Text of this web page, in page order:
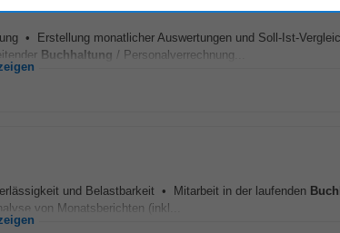
• Erstellung monatlicher Auswertungen und Soll-Ist-
Buchhaltung / Personalverrechnung...
und Belastbarkeit • Mitarbeit in der laufenden
von Monatsberichten (inkl...